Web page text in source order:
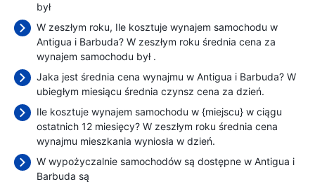
był
W zeszłym roku, Ile kosztuje wynajem samochodu w
Antigua i Barbuda? W zeszłym roku średnia cena za
wynajem samochodu był .
Jaka jest średnia cena wynajmu w Antigua i Barbuda? W
ubiegłym miesiącu średnia czynsz cena za dzień.
Ile kosztuje wynajem samochodu w {miejscu} w ciągu
ostatnich 12 miesięcy? W zeszłym roku średnia cena
wynajmu mieszkania wyniosła w dzień.
W wypożyczalnie samochodów są dostępne w Antigua i
Barbuda są